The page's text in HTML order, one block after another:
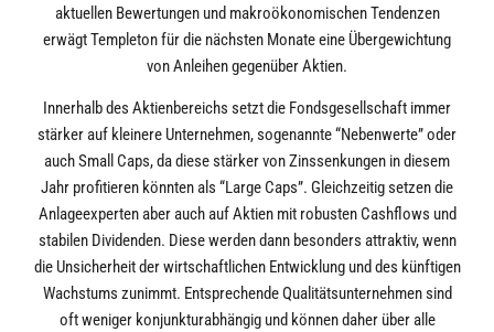
aktuellen Bewertungen und makroökonomischen Tendenzen
erwägt Templeton für die nächsten Monate eine Übergewichtung
von Anleihen gegenüber Aktien.
Innerhalb des Aktienbereichs setzt die Fondsgesellschaft immer
stärker auf kleinere Unternehmen, sogenannte “Nebenwerte” oder
auch Small Caps, da diese stärker von Zinssenkungen in diesem
Jahr profitieren könnten als “Large Caps”. Gleichzeitig setzen die
Anlageexperten aber auch auf Aktien mit robusten Cashflows und
stabilen Dividenden. Diese werden dann besonders attraktiv, wenn
die Unsicherheit der wirtschaftlichen Entwicklung und des künftigen
Wachstums zunimmt. Entsprechende Qualitätsunternehmen sind
oft weniger konjunkturabhängig und können daher über alle